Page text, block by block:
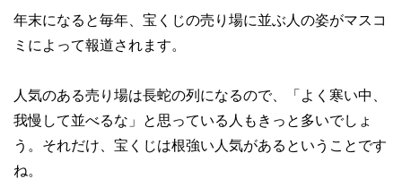
年末になると毎年、宝くじの売り場に並ぶ人の姿がマスコ
ミによって報道されます。
人気のある売り場は長蛇の列になるので、「よく寒い中、
我慢して並べるな」と思っている人もきっと多いでしょ
う。それだけ、宝くじは根強い人気があるということです
ね。